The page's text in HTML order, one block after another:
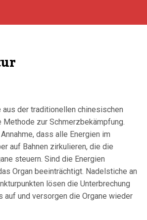
aus der traditionellen chinesischen
Methode zur Schmerzbekämpfung.
dass alle Energien im
auf Bahnen zirkulieren, die die
steuern. Sind die Energien
Organ beeinträchtigt. Nadelstiche an
lösen die Unterbrechung
auf und versorgen die Organe wieder